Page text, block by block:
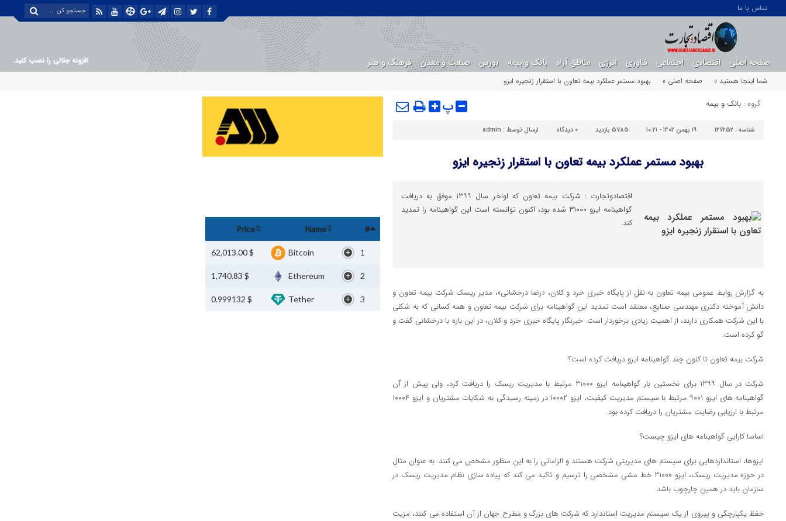
تماس با ما
صفحه اصلی اقتصادی اجتماعی فناوری انرژی مناطق آزاد بانک و بیمه بورس صنعت و معدن فرهنگ و هنر
افزونه جلالی را نصب کنید.
شما اینجا هستید »
صفحه اصلی » بهبود مستمر عملکرد بیمه تعاون با استقرار زنجیره ایزو
گروه : بانک و بیمه پ
شناسه : 127252 ۱۹ بهمن ۱۴۰۲ - ۱۰:۲۱ 5785 بازدید 0 دیدگاه ارسال توسط : admin
بهبود مستمر عملکرد بیمه تعاون با استقرار زنجیره ایزو
اقتصادوتجارت : شرکت بیمه تعاون که اواخر سال ۱۳۹۹ موفق به دریافت
گواهینامه ایزو ۳۱۰۰۰ شده بود، اکنون توانسته است این گواهینامه را تمدید
کند.
به گزارش روابط عمومی بیمه تعاون به نقل از پایگاه خبری خرد و کلان، «رضا درخشانی»، مدیر ریسک شرکت بیمه تعاون و
دانش آموخته دکتری مهندسی صنایع، معتقد است تمدید این گواهینامه برای شرکت بیمه تعاون و همه کسانی که به شکلی
با این شرکت همکاری دارند، از اهمیت زیادی برخوردار است. خبرنگار پایگاه خبری خرد و کلان، در این باره با درخشانی گفت و
گو کرده است.
شرکت بیمه تعاون تا کنون چند گواهینامه ایزو دریافت کرده است؟
شرکت در سال ۱۳۹۹ برای نخستین بار گواهینامه ایزو ۳۱۰۰۰ مرتبط با مدیریت ریسک را دریافت کرد، ولی پیش از آن
گواهینامه های ایزو ۹۰۰۱ مرتبط با سیستم مدیریت کیفیت، ایزو ۱۰۰۰۲ در زمینه رسیدگی به شکایات مشتریان و ایزو ۱۰۰۰۴
مرتبط با ارزیابی رضایت مشتریان را دریافت کرده بود.
اساسا کارایی گواهینامه های ایزو چیست؟
ایزوها، استانداردهایی برای سیستم های مدیریتی شرکت هستند و الزاماتی را به این منظور مشخص می­ کنند. به عنوان مثال
در حوزه مدیریت ریسک، ایزو ۳۱۰۰۰ خط مشی مشخصی را ترسیم و تاکید می کند که پیاده سازی نظام مدیریت ریسک در
سازمان باید در همین چارچوب باشد.
حفظ یکپارچگی و پیروی از یک سیستم مدیریت استاندارد که شرکت های بزرگ و مطرح جهان از آن استفاده می کنند، مزیت
#
Name
Price
1
Bitcoin
$ 62,013.00
2
Ethereum
$ 1,740.83
3
Tether
$ 0.999132